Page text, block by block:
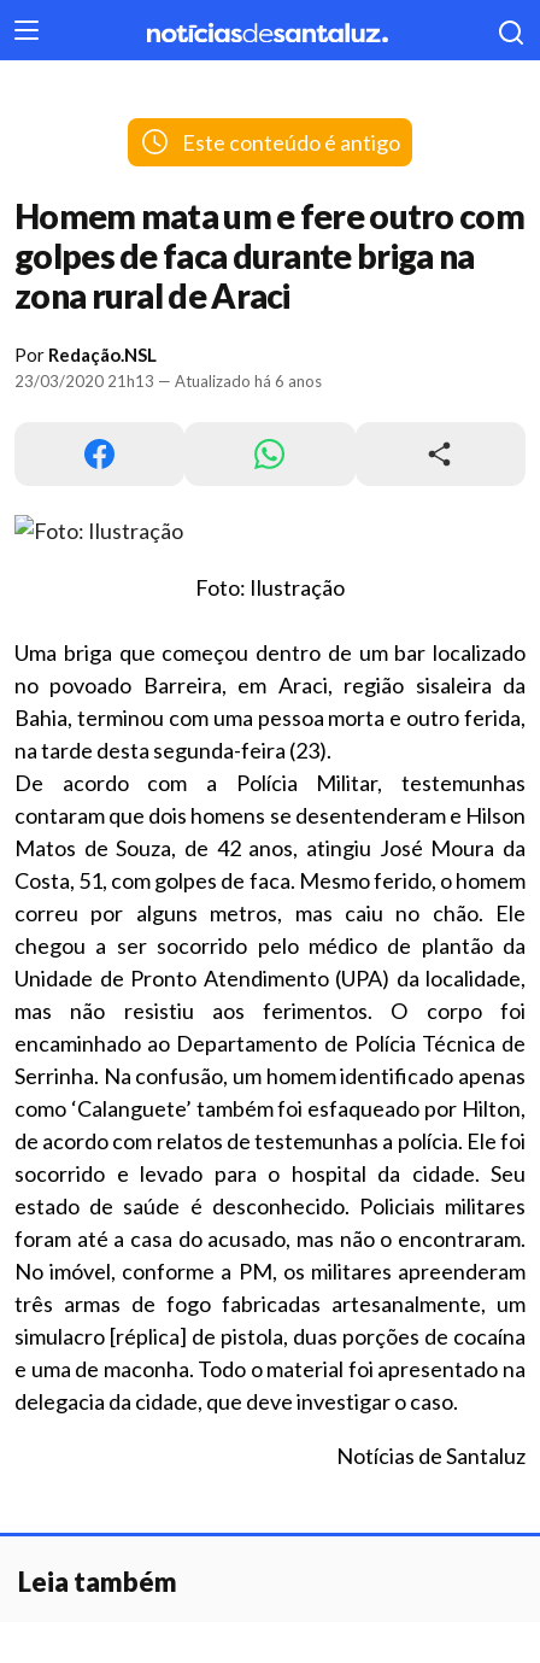
404
Este conteúdo é antigo
Homem mata um e fere outro com
golpes de faca durante briga na
zona rural de Araci
Por Redação.NSL
23/03/2020 21h13 — Atualizado há 6 anos
Foto: Ilustração
Uma briga que começou dentro de um bar localizado
no povoado Barreira, em Araci, região sisaleira da
Bahia, terminou com uma pessoa morta e outro ferida,
na tarde desta segunda-feira (23).
De acordo com a Polícia Militar, testemunhas
contaram que dois homens se desentenderam e Hilson
Matos de Souza, de 42 anos, atingiu José Moura da
Costa, 51, com golpes de faca. Mesmo ferido, o homem
correu por alguns metros, mas caiu no chão. Ele
chegou a ser socorrido pelo médico de plantão da
Unidade de Pronto Atendimento (UPA) da localidade,
mas não resistiu aos ferimentos. O corpo foi
encaminhado ao Departamento de Polícia Técnica de
Serrinha. Na confusão, um homem identificado apenas
como ‘Calanguete’ também foi esfaqueado por Hilton,
de acordo com relatos de testemunhas a polícia. Ele foi
socorrido e levado para o hospital da cidade. Seu
estado de saúde é desconhecido. Policiais militares
foram até a casa do acusado, mas não o encontraram.
No imóvel, conforme a PM, os militares apreenderam
três armas de fogo fabricadas artesanalmente, um
simulacro [réplica] de pistola, duas porções de cocaína
e uma de maconha. Todo o material foi apresentado na
delegacia da cidade, que deve investigar o caso.
Notícias de Santaluz
Leia também